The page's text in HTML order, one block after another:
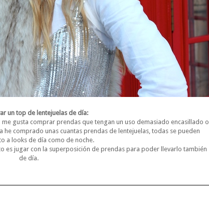
un top de lentejuelas de día:
gusta comprar prendas que tengan un uso demasiado encasillado o
comprado unas cuantas prendas de lentejuelas, todas se pueden
a looks de día como de noche.
es jugar con la superposición de prendas para poder llevarlo también
de día.